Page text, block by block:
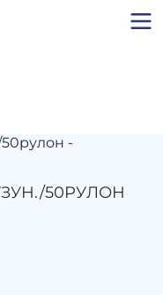
50РУЛОН